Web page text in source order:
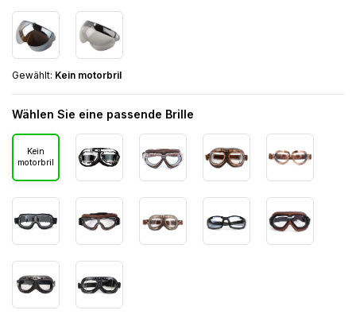
Gewählt: Kein motorbril
Wählen Sie eine passende Brille
Kein
motorbril